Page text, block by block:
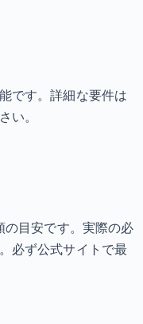
です。詳細な要件は
い。
の目安です。実際の必
必ず公式サイトで最